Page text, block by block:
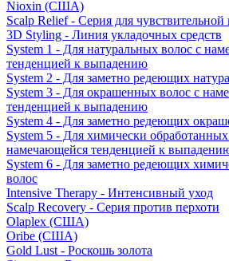
Nioxin (США)
Scalp Relief - Серия для
3D Styling - Линия укладочных средств
System 1 - Для натуральных волос с
тенденцией к выпадению
System 2 - Для заметно редеющих
System 3 - Для окрашенных волос с
тенденцией к выпадению
System 4 - Для заметно редеющих
System 5 - Для химически
намечающейся тенденцией к
System 6 - Для заметно редеющих
волос
Intensive Therapy - Интенсивный уход
Scalp Recovery - Серия против перхоти
Olaplex (США)
Oribe (США)
Gold Lust - Роскошь золота